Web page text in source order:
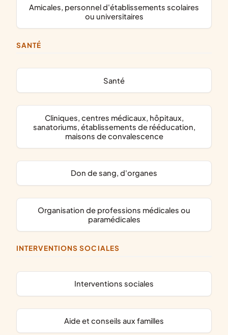
amicales, personnel d'établissements scolaires
ou universitaires
SANTÉ
santé
cliniques, centres médicaux, hôpitaux,
sanatoriums, établissements de rééducation,
maisons de convalescence
don de sang, d'organes
organisation de professions médicales ou
paramédicales
INTERVENTIONS SOCIALES
interventions sociales
aide et conseils aux familles